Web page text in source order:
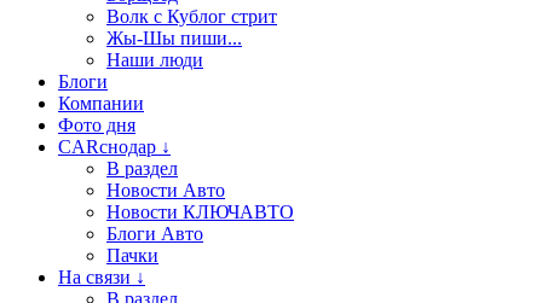
Волк с Кублог стрит
Жы-Шы пиши...
Наши люди
Блоги
Компании
Фото дня
CARснодар ↓
В раздел
Новости Авто
Новости КЛЮЧАВТО
Блоги Авто
Пачки
На связи ↓
В раздел